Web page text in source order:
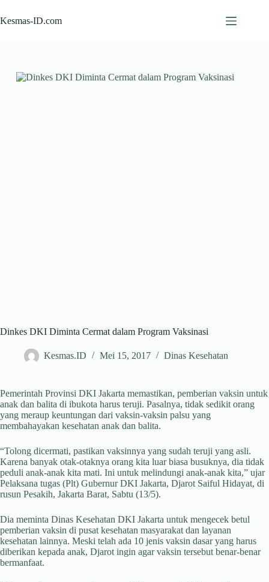
to
content
Kesmas-ID.com
Dinkes DKI Diminta Cermat dalam Program Vaksinasi
Kesmas.ID Mei 15, 2017 Dinas Kesehatan
Pemerintah Provinsi DKI Jakarta memastikan, pemberian vaksin untuk
anak dan balita di ibukota harus teruji. Pasalnya, tidak sedikit orang
yang meraup keuntungan dari vaksin-vaksin palsu yang
membahayakan kesehatan anak dan balita.
“Tolong dicermati, pastikan vaksinnya yang sudah teruji yang asli.
Karena banyak otak-otaknya orang kita luar biasa busuknya, dia tidak
peduli anak-anak kita mati. Ini untuk melindungi anak-anak kita,” ujar
Pelaksana tugas (Plt) Gubernur DKI Jakarta, Djarot Saiful Hidayat, di
rusun Pesakih, Jakarta Barat, Sabtu (13/5).
Dia meminta Dinas Kesehatan DKI Jakarta untuk mengecek betul
pemberian vaksin di pusat kesehatan masyarakat dan layanan
kesehatan lainnya. Meski telah ada 10 jenis vaksin dasar yang harus
diberikan kepada anak, Djarot ingin agar vaksin tersebut benar-benar
bermanfaat.